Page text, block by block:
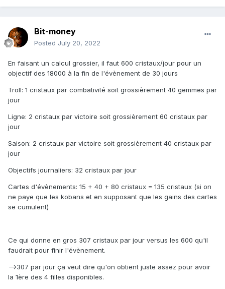
Bit-money
Posted July 20, 2022
En faisant un calcul grossier, il faut 600 cristaux/jour pour un
objectif des 18000 à la fin de l'évènement de 30 jours
Troll: 1 cristaux par combativité soit grossièrement 40 gemmes par
jour
Ligne: 2 cristaux par victoire soit grossièrement 60 cristaux par
jour
Saison: 2 cristaux par victoire soit grossièrement 40 cristaux par
jour
Objectifs journaliers: 32 cristaux par jour
Cartes d'évènements: 15 + 40 + 80 cristaux = 135 cristaux (si on
ne paye que les kobans et en supposant que les gains des cartes
se cumulent)
Ce qui donne en gros 307 cristaux par jour versus les 600 qu'il
faudrait pour finir l'évènement.
-->307 par jour ça veut dire qu'on obtient juste assez pour avoir
la 1ère des 4 filles disponibles.